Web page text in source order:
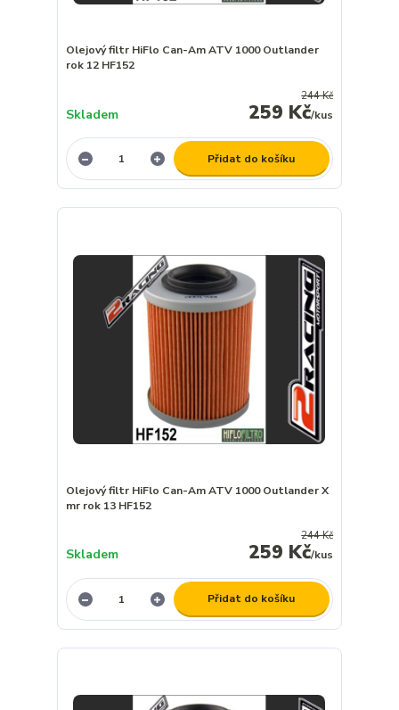
Olejový filtr HiFlo Can-Am ATV 1000 Outlander
rok 12 HF152
244 Kč
259 Kč/kus
Skladem
Přidat do košíku
Olejový filtr HiFlo Can-Am ATV 1000 Outlander X
mr rok 13 HF152
244 Kč
259 Kč/kus
Skladem
Přidat do košíku